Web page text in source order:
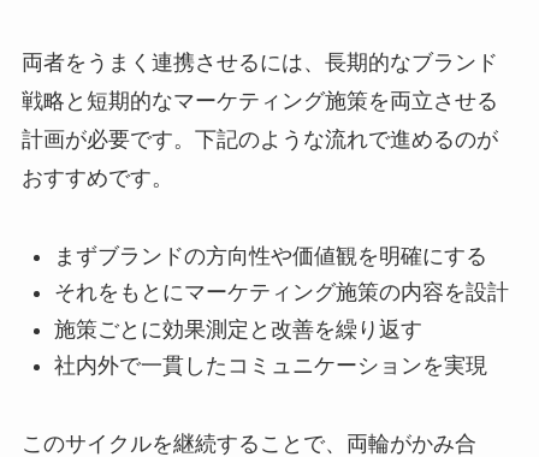
両者をうまく連携させるには、長期的なブランド
戦略と短期的なマーケティング施策を両立させる
計画が必要です。下記のような流れで進めるのが
おすすめです。
まずブランドの方向性や価値観を明確にする
それをもとにマーケティング施策の内容を設計
施策ごとに効果測定と改善を繰り返す
社内外で一貫したコミュニケーションを実現
このサイクルを継続することで、両輪がかみ合